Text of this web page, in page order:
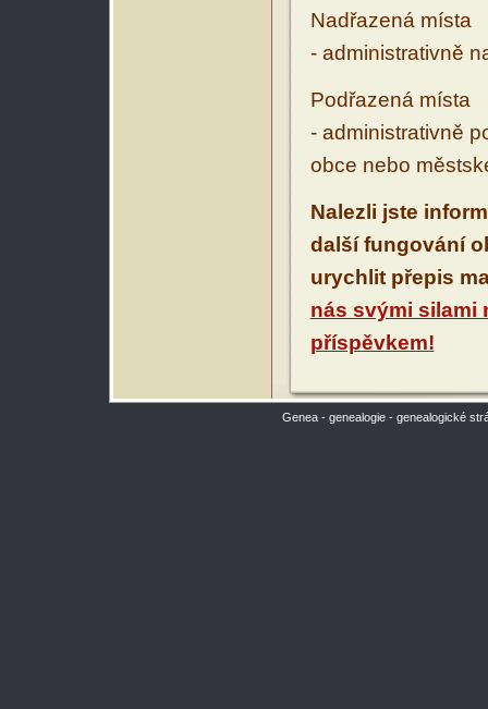
Nadřazená místa
- administrativně
Podřazená místa
- administrativně
obce nebo
Nalezli jste
další fungování
urychlit přepis
nás svými silami
příspěvkem!
Genea - genealogie - genealogické